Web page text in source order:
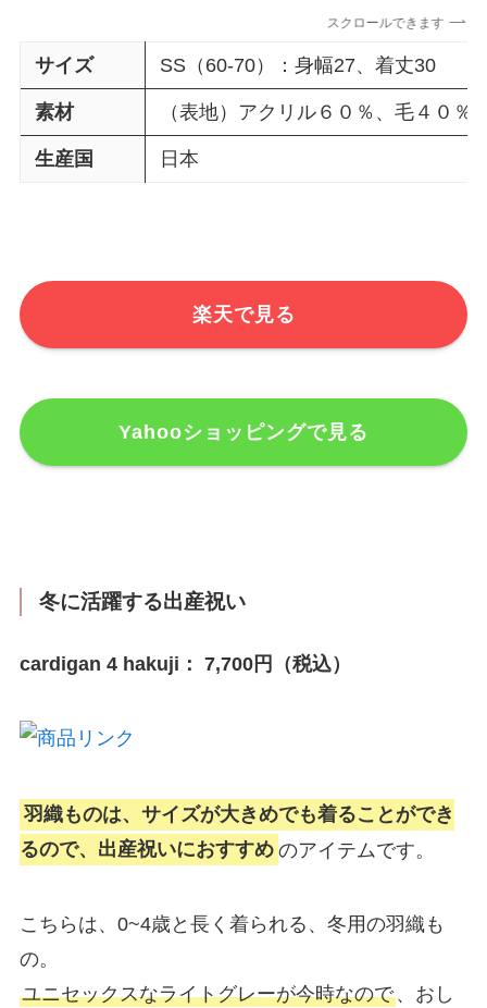
スクロールできます
サイズ SS（60-70）：身幅27、着丈30
素材 （表地）アクリル６０％、毛４０％
生産国 日本
楽天で見る
Yahooショッピングで見る
冬に活躍する出産祝い
cardigan 4 hakuji： 7,700円（税込）
羽織ものは、サイズが大きめでも着ることができ
るので、出産祝いにおすすめ のアイテムです。
こちらは、0~4歳と長く着られる、冬用の羽織も
の。
ユニセックスなライトグレーが今時なので、おし